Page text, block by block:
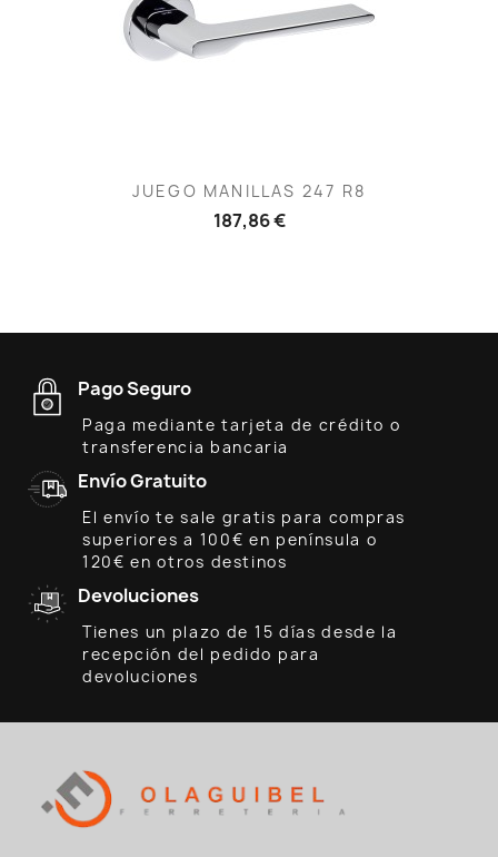
JUEGO MANILLAS 247 R8
187,86 €
Pago Seguro
Paga mediante tarjeta de crédito o
transferencia bancaria
Envío Gratuito
El envío te sale gratis para compras
superiores a 100€ en península o
120€ en otros destinos
Devoluciones
Tienes un plazo de 15 días desde la
recepción del pedido para
devoluciones